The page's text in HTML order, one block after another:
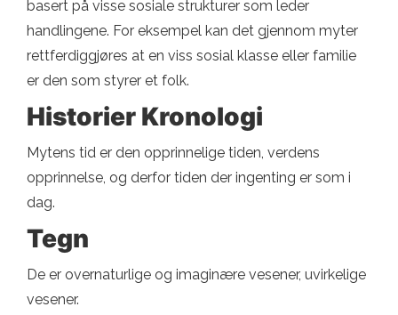
basert på visse sosiale strukturer som leder
handlingene. For eksempel kan det gjennom myter
rettferdiggjøres at en viss sosial klasse eller familie
er den som styrer et folk.
Historier Kronologi
Mytens tid er den opprinnelige tiden, verdens
opprinnelse, og derfor tiden der ingenting er som i
dag.
Tegn
De er overnaturlige og imaginære vesener, uvirkelige
vesener.